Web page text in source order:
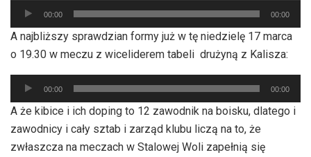
Odtwarzacz
plików
dźwiękowych
00:00 00:00
A najbliższy sprawdzian formy już w tę niedzielę 17 marca
o 19.30 w meczu z wiceliderem tabeli drużyną z Kalisza:
Odtwarzacz
plików
dźwiękowych
00:00 00:00
A że kibice i ich doping to 12 zawodnik na boisku, dlatego i
zawodnicy i cały sztab i zarząd klubu liczą na to, że
zwłaszcza na meczach w Stalowej Woli zapełnią się